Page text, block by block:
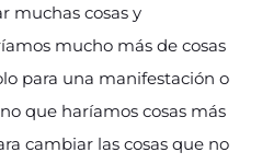
muchas cosas y
mucho más de cosas
para una manifestación o
que haríamos cosas más
cambiar las cosas que no